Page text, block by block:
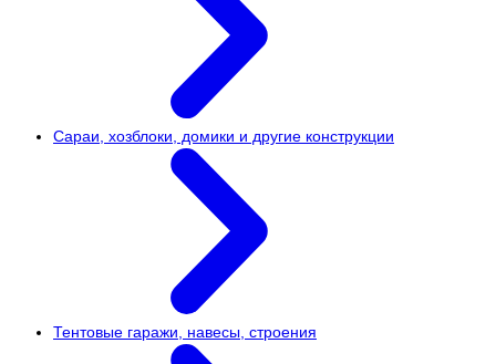
Сараи, хозблоки, домики и другие конструкции
Тентовые гаражи, навесы, строения